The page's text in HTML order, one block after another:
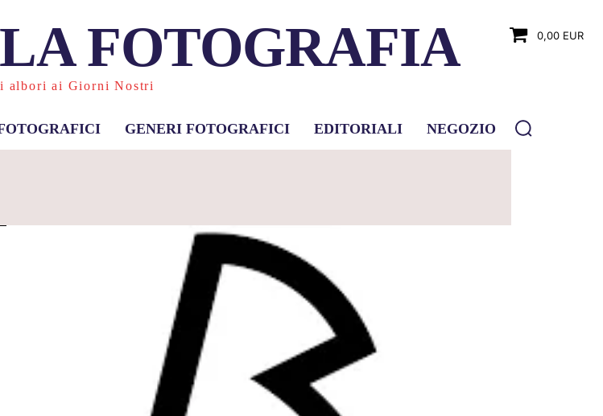
FOTOGRAFIA
albori ai Giorni Nostri
0,00 EUR
GENERI FOTOGRAFICI EDITORIALI NEGOZIO